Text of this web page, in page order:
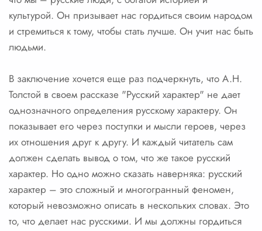
культурой. Он призывает нас гордиться своим народом
и стремиться к тому, чтобы стать лучше. Он учит нас быть
людьми.
В заключение хочется еще раз подчеркнуть, что А.Н.
Толстой в своем рассказе "Русский характер" не дает
однозначного определения русскому характеру. Он
показывает его через поступки и мысли героев, через
их отношения друг к другу. И каждый читатель сам
должен сделать вывод о том, что же такое русский
характер. Но одно можно сказать наверняка: русский
характер – это сложный и многогранный феномен,
который невозможно описать в нескольких словах. Это
то, что делает нас русскими. И мы должны гордиться